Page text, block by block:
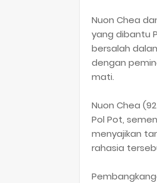
Nuon Chea
yang dibantu
bersalah
dengan
mati.
Nuon Chea
Pol Pot,
menyajikan
rahasia